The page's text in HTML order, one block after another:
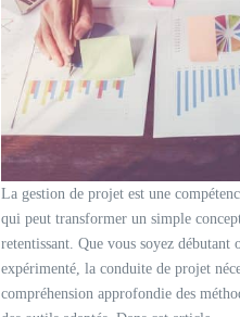
La gestion de projet est une
qui peut transformer un simple
retentissant. Que vous soyez débutant
expérimenté, la conduite de projet
compréhension approfondie des